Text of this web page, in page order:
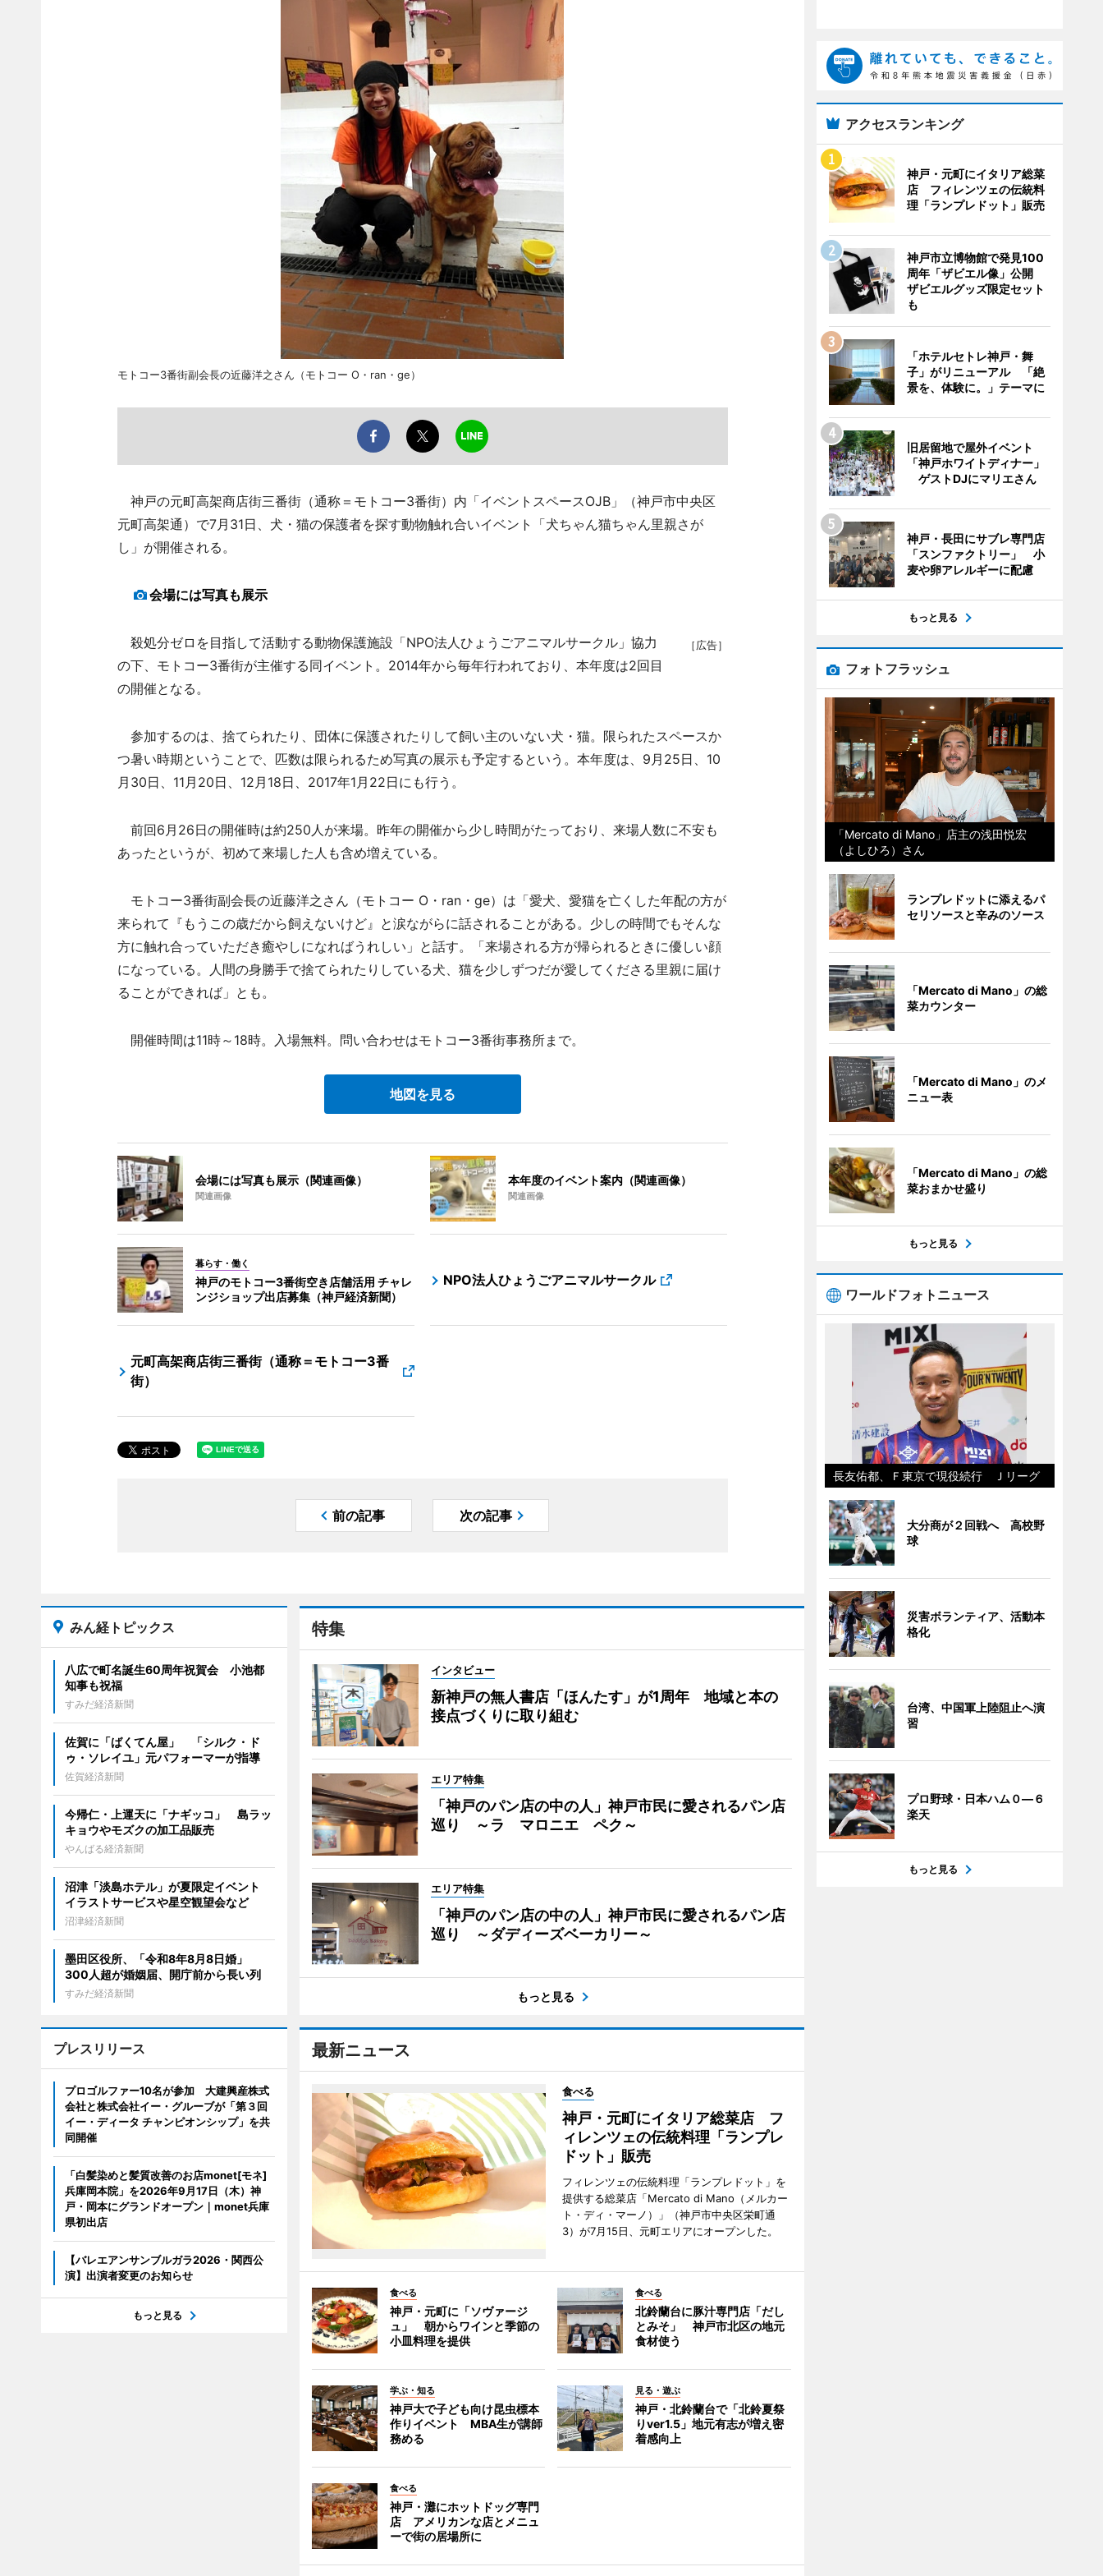
モトコー3番街副会長の近藤洋之さん（モトコー O・ran・ge）
神戸の元町高架商店街三番街（通称＝モトコー3番街）内「イベントスペースOJB」（神戸市中央区
元町高架通）で7月31日、犬・猫の保護者を探す動物触れ合いイベント「犬ちゃん猫ちゃん里親さが
し」が開催される。
会場には写真も展示
［広告］
殺処分ゼロを目指して活動する動物保護施設「NPO法人ひょうごアニマルサークル」協力
の下、モトコー3番街が主催する同イベント。2014年から毎年行われており、本年度は2回目
の開催となる。
参加するのは、捨てられたり、団体に保護されたりして飼い主のいない犬・猫。限られたスペースか
つ暑い時期ということで、匹数は限られるため写真の展示も予定するという。本年度は、9月25日、10
月30日、11月20日、12月18日、2017年1月22日にも行う。
前回6月26日の開催時は約250人が来場。昨年の開催から少し時間がたっており、来場人数に不安も
あったというが、初めて来場した人も含め増えている。
モトコー3番街副会長の近藤洋之さん（モトコー O・ran・ge）は「愛犬、愛猫を亡くした年配の方が
来られて『もうこの歳だから飼えないけど』と涙ながらに話されることがある。少しの時間でもそんな
方に触れ合っていただき癒やしになればうれしい」と話す。「来場される方が帰られるときに優しい顔
になっている。人間の身勝手で捨てられたりしている犬、猫を少しずつだが愛してくださる里親に届け
ることができれば」とも。
開催時間は11時～18時。入場無料。問い合わせはモトコー3番街事務所まで。
地図を見る
会場には写真も展示（関連画像）
関連画像
本年度のイベント案内（関連画像）
関連画像
暮らす・働く
神戸のモトコー3番街空き店舗活用 チャレ
ンジショップ出店募集（神戸経済新聞）
NPO法人ひょうごアニマルサークル
元町高架商店街三番街（通称＝モトコー3番
街）
前の記事 次の記事
特集
インタビュー
新神戸の無人書店「ほんたす」が1周年 地域と本の
接点づくりに取り組む
エリア特集
「神戸のパン店の中の人」神戸市民に愛されるパン店
巡り ～ラ マロニエ ペク～
エリア特集
「神戸のパン店の中の人」神戸市民に愛されるパン店
巡り ～ダディーズベーカリー～
もっと見る
最新ニュース
食べる
神戸・元町にイタリア総菜店 フ
ィレンツェの伝統料理「ランプレ
ドット」販売
フィレンツェの伝統料理「ランプレドット」を
提供する総菜店「Mercato di Mano（メルカー
ト・ディ・マーノ）」（神戸市中央区栄町通
3）が7月15日、元町エリアにオープンした。
食べる
神戸・元町に「ソヴァージ
ュ」 朝からワインと季節の
小皿料理を提供
食べる
北鈴蘭台に豚汁専門店「だし
とみそ」 神戸市北区の地元
食材使う
学ぶ・知る
神戸大で子ども向け昆虫標本
作りイベント MBA生が講師
務める
見る・遊ぶ
神戸・北鈴蘭台で「北鈴夏祭
りver1.5」地元有志が増え密
着感向上
食べる
神戸・灘にホットドッグ専門
店 アメリカンな店とメニュ
ーで街の居場所に
みん経トピックス
八広で町名誕生60周年祝賀会 小池都
知事も祝福
すみだ経済新聞
佐賀に「ばくてん屋」 「シルク・ド
ゥ・ソレイユ」元パフォーマーが指導
佐賀経済新聞
今帰仁・上運天に「ナギッコ」 島ラッ
キョウやモズクの加工品販売
やんばる経済新聞
沼津「淡島ホテル」が夏限定イベント
イラストサービスや星空観望会など
沼津経済新聞
墨田区役所、「令和8年8月8日婚」
300人超が婚姻届、開庁前から長い列
すみだ経済新聞
プレスリリース
プロゴルファー10名が参加 大建興産株式
会社と株式会社イー・グルーブが「第３回
イー・ディータ チャンピオンシップ」を共
同開催
「白髪染めと髪質改善のお店monet[モネ]
兵庫岡本院」を2026年9月17日（木）神
戸・岡本にグランドオープン｜monet兵庫
県初出店
【バレエアンサンブルガラ2026・関西公
演】出演者変更のお知らせ
もっと見る
アクセスランキング
神戸・元町にイタリア総菜
店 フィレンツェの伝統料
理「ランプレドット」販売
神戸市立博物館で発見100
周年「ザビエル像」公開
ザビエルグッズ限定セット
も
「ホテルセトレ神戸・舞
子」がリニューアル 「絶
景を、体験に。」テーマに
旧居留地で屋外イベント
「神戸ホワイトディナー」
ゲストDJにマリエさん
神戸・長田にサブレ専門店
「スンファクトリー」 小
麦や卵アレルギーに配慮
もっと見る
フォトフラッシュ
「Mercato di Mano」店主の浅田悦宏
（よしひろ）さん
ランプレドットに添えるパ
セリソースと辛みのソース
「Mercato di Mano」の総
菜カウンター
「Mercato di Mano」のメ
ニュー表
「Mercato di Mano」の総
菜おまかせ盛り
もっと見る
ワールドフォトニュース
長友佑都、Ｆ東京で現役続行 Ｊリーグ
大分商が２回戦へ 高校野
球
災害ボランティア、活動本
格化
台湾、中国軍上陸阻止へ演
習
プロ野球・日本ハム０―６
楽天
もっと見る